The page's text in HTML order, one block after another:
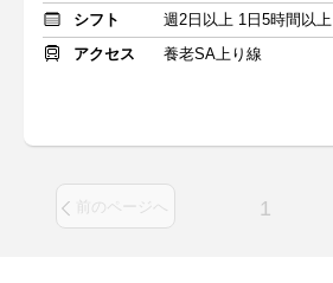
シフト
週2日以上 1日5時間以上
アクセス
養老SA上り線
前のページへ 1